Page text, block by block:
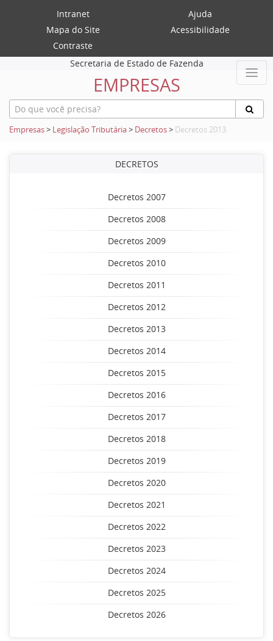
Intranet
Ajuda
Mapa do Site
Acessibilidade
Contraste
Secretaria de Estado de Fazenda
EMPRESAS
Empresas> Legislação Tributária> Decretos> Decretos 2013
DECRETOS
Decretos 2007
Decretos 2008
Decretos 2009
Decretos 2010
Decretos 2011
Decretos 2012
Decretos 2013
Decretos 2014
Decretos 2015
Decretos 2016
Decretos 2017
Decretos 2018
Decretos 2019
Decretos 2020
Decretos 2021
Decretos 2022
Decretos 2023
Decretos 2024
Decretos 2025
Decretos 2026